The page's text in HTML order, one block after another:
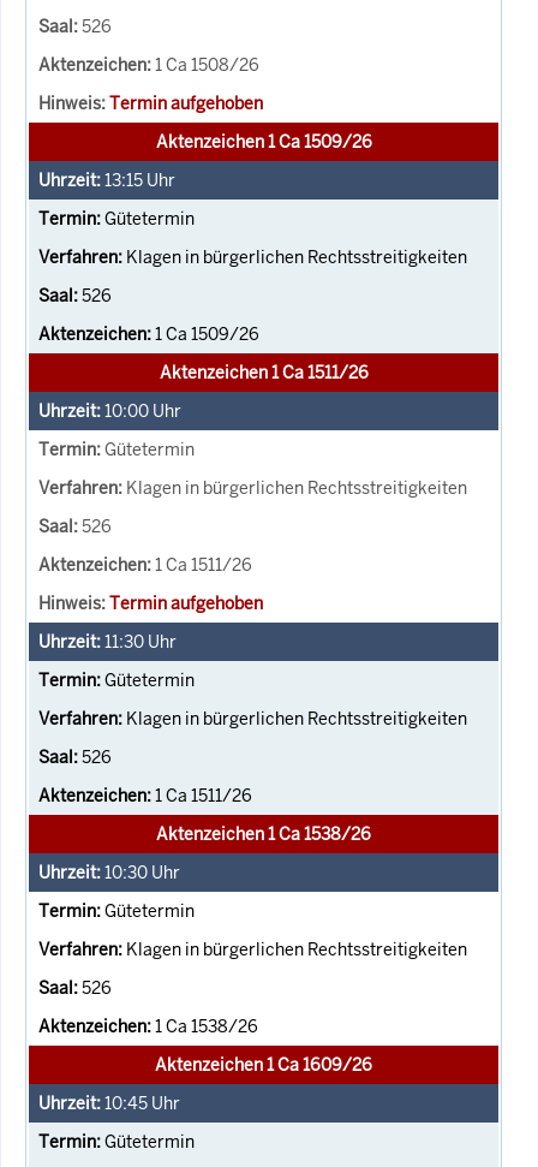
526
1 Ca 1508/26
Termin aufgehoben
Aktenzeichen 1 Ca 1509/26
13:15 Uhr
Gütetermin
Klagen in bürgerlichen Rechtsstreitigkeiten
526
1 Ca 1509/26
Aktenzeichen 1 Ca 1511/26
10:00 Uhr
Gütetermin
Klagen in bürgerlichen Rechtsstreitigkeiten
526
1 Ca 1511/26
Termin aufgehoben
11:30 Uhr
Gütetermin
Klagen in bürgerlichen Rechtsstreitigkeiten
526
1 Ca 1511/26
Aktenzeichen 1 Ca 1538/26
10:30 Uhr
Gütetermin
Klagen in bürgerlichen Rechtsstreitigkeiten
526
1 Ca 1538/26
Aktenzeichen 1 Ca 1609/26
10:45 Uhr
Gütetermin